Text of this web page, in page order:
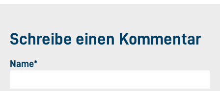
Schreibe einen Kommentar
Name*